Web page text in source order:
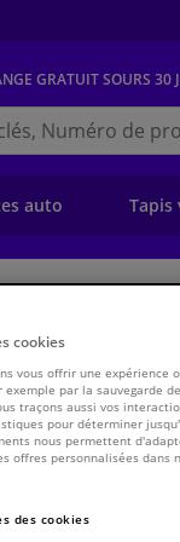
GRATUITSOURS 30
auto
Tapis
cookies
vous offrir une expérience
exemple par la sauvegarde
traçons aussi vos
pour déterminer
nous permettent
offres personnalisées dans
des cookies